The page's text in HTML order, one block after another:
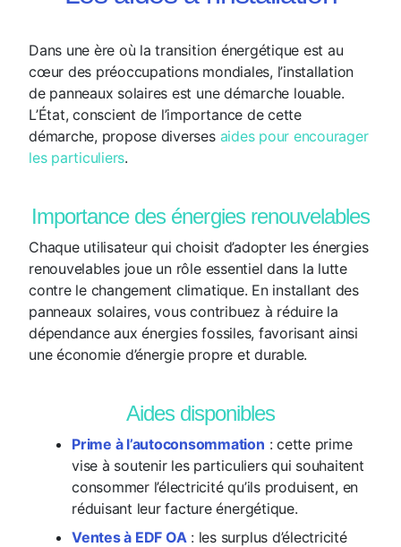
Dans une ère où la transition énergétique est au
cœur des préoccupations mondiales, l’installation
de panneaux solaires est une démarche louable.
L’État, conscient de l’importance de cette
démarche, propose diverses aides pour encourager
les particuliers.
Importance des énergies renouvelables
Chaque utilisateur qui choisit d’adopter les énergies
renouvelables joue un rôle essentiel dans la lutte
contre le changement climatique. En installant des
panneaux solaires, vous contribuez à réduire la
dépendance aux énergies fossiles, favorisant ainsi
une économie d’énergie propre et durable.
Aides disponibles
Prime à l’autoconsommation : cette prime
vise à soutenir les particuliers qui souhaitent
consommer l’électricité qu’ils produisent, en
réduisant leur facture énergétique.
Ventes à EDF OA : les surplus d’électricité